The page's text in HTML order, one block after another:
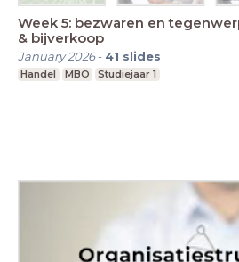
Week 5: bezwaren en tegenwerpingen
& bijverkoop
January 2026- 41 slides
Handel MBO Studiejaar 1